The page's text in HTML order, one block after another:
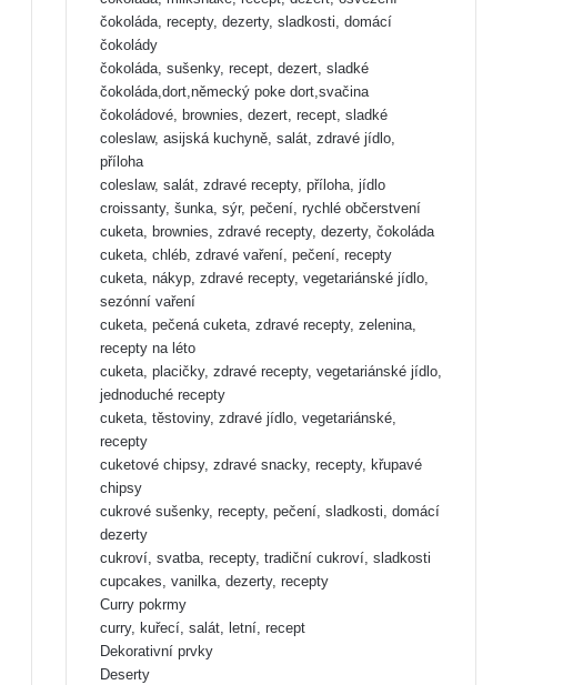
čokoláda, recepty, dezerty, sladkosti, domácí
čokolády
čokoláda, sušenky, recept, dezert, sladké
čokoláda,dort,německý poke dort,svačina
čokoládové, brownies, dezert, recept, sladké
coleslaw, asijská kuchyně, salát, zdravé jídlo,
příloha
coleslaw, salát, zdravé recepty, příloha, jídlo
croissanty, šunka, sýr, pečení, rychlé občerstvení
cuketa, brownies, zdravé recepty, dezerty, čokoláda
cuketa, chléb, zdravé vaření, pečení, recepty
cuketa, nákyp, zdravé recepty, vegetariánské jídlo,
sezónní vaření
cuketa, pečená cuketa, zdravé recepty, zelenina,
recepty na léto
cuketa, placičky, zdravé recepty, vegetariánské jídlo,
jednoduché recepty
cuketa, těstoviny, zdravé jídlo, vegetariánské,
recepty
cuketové chipsy, zdravé snacky, recepty, křupavé
chipsy
cukrové sušenky, recepty, pečení, sladkosti, domácí
dezerty
cukroví, svatba, recepty, tradiční cukroví, sladkosti
cupcakes, vanilka, dezerty, recepty
Curry pokrmy
curry, kuřecí, salát, letní, recept
Dekorativní prvky
Deserty